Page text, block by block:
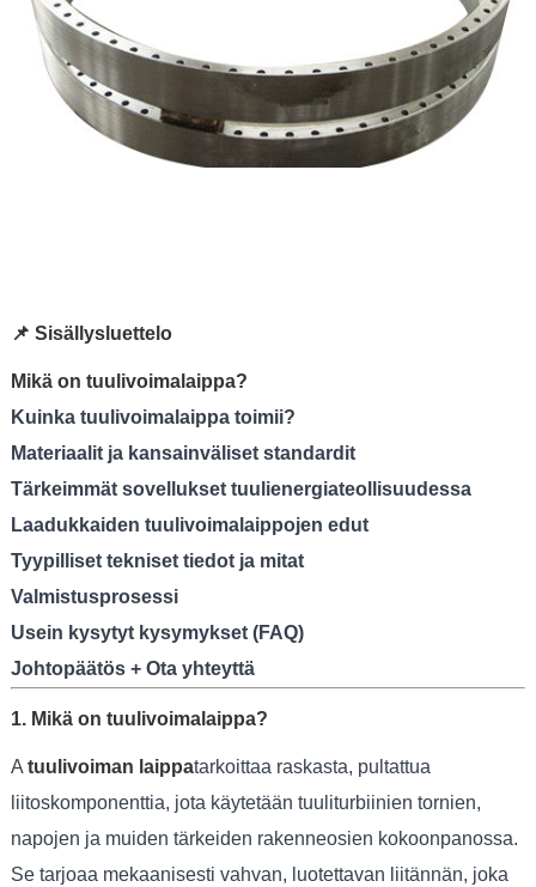
📌 Sisällysluettelo
Mikä on tuulivoimalaippa?
Kuinka tuulivoimalaippa toimii?
Materiaalit ja kansainväliset standardit
Tärkeimmät sovellukset tuulienergiateollisuudessa
Laadukkaiden tuulivoimalaippojen edut
Tyypilliset tekniset tiedot ja mitat
Valmistusprosessi
Usein kysytyt kysymykset (FAQ)
Johtopäätös + Ota yhteyttä
1. Mikä on tuulivoimalaippa?
A tuulivoiman laippatarkoittaa raskasta, pultattua
liitoskomponenttia, jota käytetään tuuliturbiinien tornien,
napojen ja muiden tärkeiden rakenneosien kokoonpanossa.
Se tarjoaa mekaanisesti vahvan, luotettavan liitännän, joka